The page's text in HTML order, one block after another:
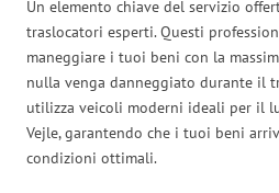
Un elemento chiave del servizio
traslocatori esperti. Questi
maneggiare i tuoi beni con la
nulla venga danneggiato durante il
utilizza veicoli moderni ideali per il
Vejle, garantendo che i tuoi beni
condizioni ottimali.